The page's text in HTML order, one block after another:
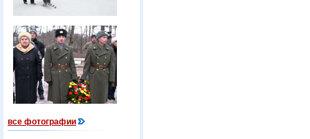
все фотографии